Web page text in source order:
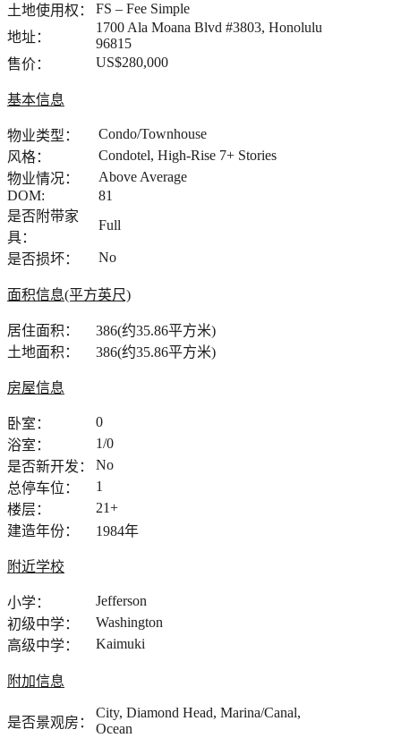
土地使用权：
FS – Fee Simple
地址：
1700 Ala Moana Blvd #3803, Honolulu
96815
售价：
US$280,000
基本信息
物业类型：
Condo/Townhouse
风格：
Condotel, High-Rise 7+ Stories
物业情况：
Above Average
DOM:
81
是否附带家
具：
Full
是否损坏： No
面积信息(平方英尺)
居住面积：
386(约35.86平方米)
土地面积：
386(约35.86平方米)
房屋信息
卧室：
0
浴室：
1/0
是否新开发：
No
总停车位：
1
楼层：
21+
建造年份：
1984年
附近学校
小学：
Jefferson
初级中学：
Washington
高级中学：
Kaimuki
附加信息
是否景观房：
City, Diamond Head, Marina/Canal,
Ocean